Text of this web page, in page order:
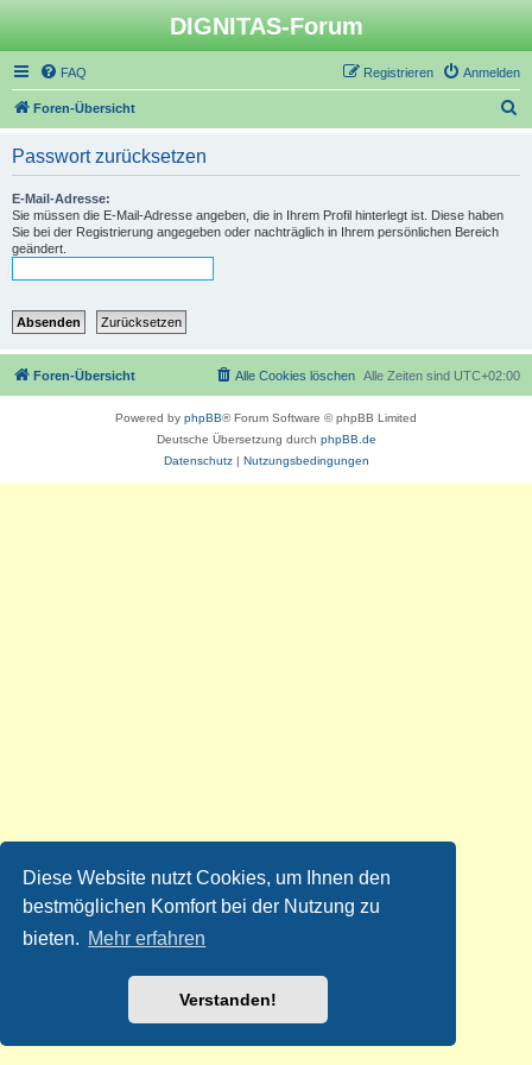
Diese Website nutzt Cookies, um Ihnen den
bestmöglichen Komfort bei der Nutzung zu
bieten. Mehr erfahren
Verstanden!
DIGNITAS-Forum
FAQ Anmelden
Registrieren
Foren-Übersicht
Passwort zurücksetzen
E-Mail-Adresse:
Sie müssen die E-Mail-Adresse angeben, die in Ihrem Profil hinterlegt ist. Diese haben
Sie bei der Registrierung angegeben oder nachträglich in Ihrem persönlichen Bereich
geändert.
Foren-Übersicht Alle Zeiten sind UTC+02:00
Alle Cookies löschen
Powered by phpBB® Forum Software © phpBB Limited
Deutsche Übersetzung durch phpBB.de
Datenschutz| Nutzungsbedingungen